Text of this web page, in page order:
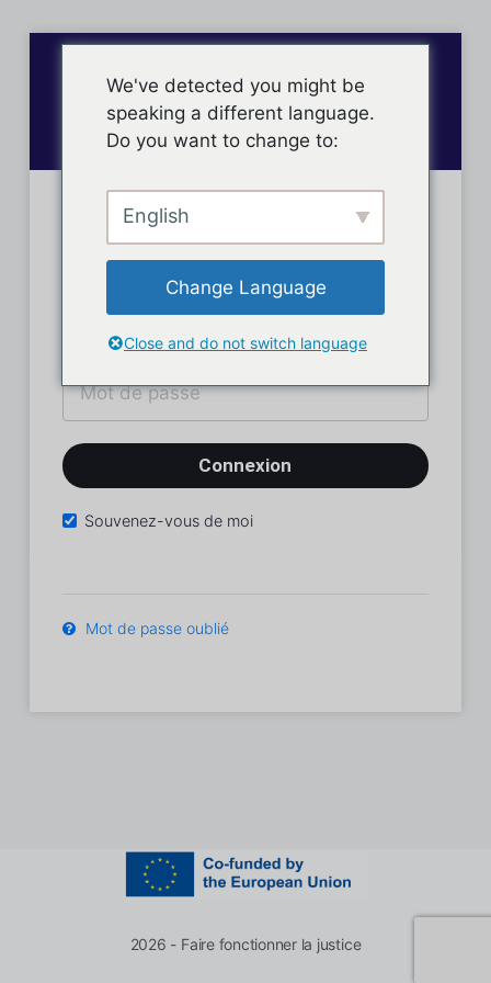
Connexion des membres
Souvenez-vous de moi
Mot de passe oublié
2026 - Faire fonctionner la justice
We've detected you might be
speaking a different language.
Do you want to change to:
English
Change Language
Close and do not switch language